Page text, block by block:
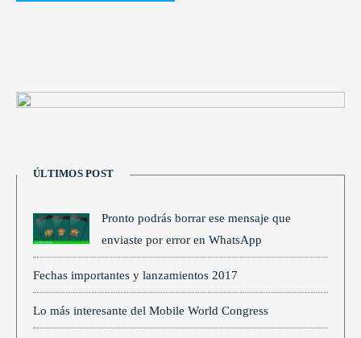
ÚLTIMOS POST
Pronto podrás borrar ese mensaje que
enviaste por error en WhatsApp
Fechas importantes y lanzamientos 2017
Lo más interesante del Mobile World Congress